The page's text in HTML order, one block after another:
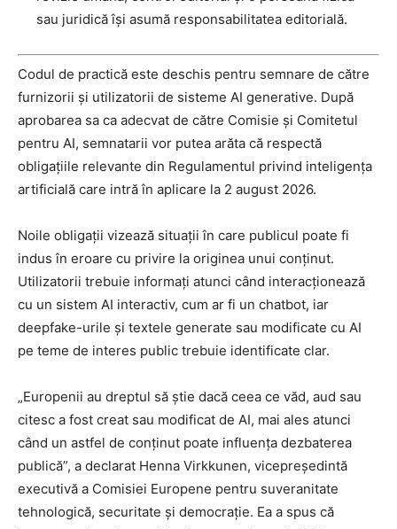
sau juridică își asumă responsabilitatea editorială.
Codul de practică este deschis pentru semnare de către
furnizorii și utilizatorii de sisteme AI generative. După
aprobarea sa ca adecvat de către Comisie și Comitetul
pentru AI, semnatarii vor putea arăta că respectă
obligațiile relevante din Regulamentul privind inteligența
artificială care intră în aplicare la 2 august 2026.
Noile obligații vizează situații în care publicul poate fi
indus în eroare cu privire la originea unui conținut.
Utilizatorii trebuie informați atunci când interacționează
cu un sistem AI interactiv, cum ar fi un chatbot, iar
deepfake-urile și textele generate sau modificate cu AI
pe teme de interes public trebuie identificate clar.
„Europenii au dreptul să știe dacă ceea ce văd, aud sau
citesc a fost creat sau modificat de AI, mai ales atunci
când un astfel de conținut poate influența dezbaterea
publică”, a declarat Henna Virkkunen, vicepreședintă
executivă a Comisiei Europene pentru suveranitate
tehnologică, securitate și democrație. Ea a spus că